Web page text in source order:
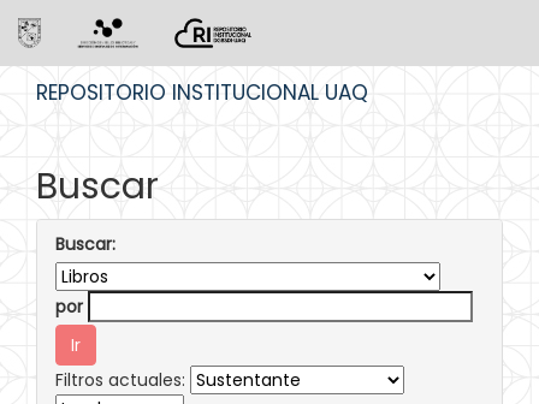
REPOSITORIO INSTITUCIONAL UAQ
Buscar
Buscar:
por
Filtros actuales: